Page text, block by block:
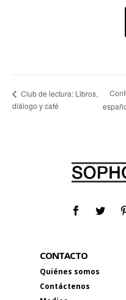
Club de lectura: Libros,
diálogo y café
CONTACTO
Quiénes somos
Contáctenos